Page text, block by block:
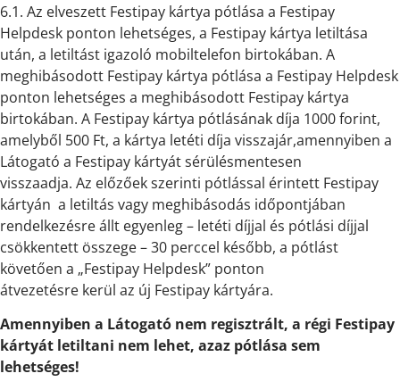
6.1. Az elveszett Festipay kártya pótlása a Festipay
Helpdesk ponton lehetséges, a Festipay kártya letiltása
után, a letiltást igazoló mobiltelefon birtokában. A
meghibásodott Festipay kártya pótlása a Festipay Helpdesk
ponton lehetséges a meghibásodott Festipay kártya
birtokában. A Festipay kártya pótlásának díja 1000 forint,
amelyből 500 Ft, a kártya letéti díja visszajár,amennyiben a
Látogató a Festipay kártyát sérülésmentesen
visszaadja. Az előzőek szerinti pótlással érintett Festipay
kártyán a letiltás vagy meghibásodás időpontjában
rendelkezésre állt egyenleg – letéti díjjal és pótlási díjjal
csökkentett összege – 30 perccel később, a pótlást
követően a „Festipay Helpdesk” ponton
átvezetésre kerül az új Festipay kártyára.
Amennyiben a Látogató nem regisztrált, a régi Festipay
kártyát letiltani nem lehet, azaz pótlása sem
lehetséges!